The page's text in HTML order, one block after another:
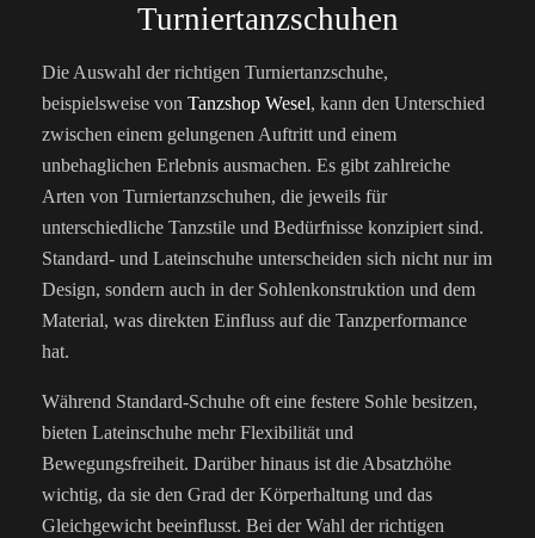
Turniertanzschuhen
Die Auswahl der richtigen Turniertanzschuhe,
beispielsweise von Tanzshop Wesel, kann den Unterschied
zwischen einem gelungenen Auftritt und einem
unbehaglichen Erlebnis ausmachen. Es gibt zahlreiche
Arten von Turniertanzschuhen, die jeweils für
unterschiedliche Tanzstile und Bedürfnisse konzipiert sind.
Standard- und Lateinschuhe unterscheiden sich nicht nur im
Design, sondern auch in der Sohlenkonstruktion und dem
Material, was direkten Einfluss auf die Tanzperformance
hat.
Während Standard-Schuhe oft eine festere Sohle besitzen,
bieten Lateinschuhe mehr Flexibilität und
Bewegungsfreiheit. Darüber hinaus ist die Absatzhöhe
wichtig, da sie den Grad der Körperhaltung und das
Gleichgewicht beeinflusst. Bei der Wahl der richtigen